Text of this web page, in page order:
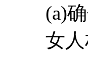
(a)
女